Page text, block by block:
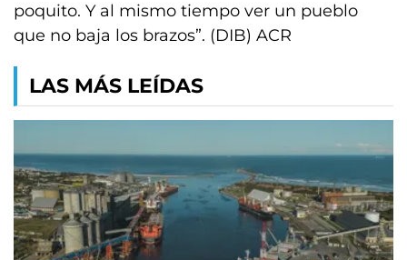
poquito. Y al mismo tiempo ver un pueblo
que no baja los brazos”. (DIB) ACR
LAS MÁS LEÍDAS